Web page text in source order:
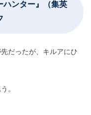
ハンター』（集英
だったが、キルアにひ
。